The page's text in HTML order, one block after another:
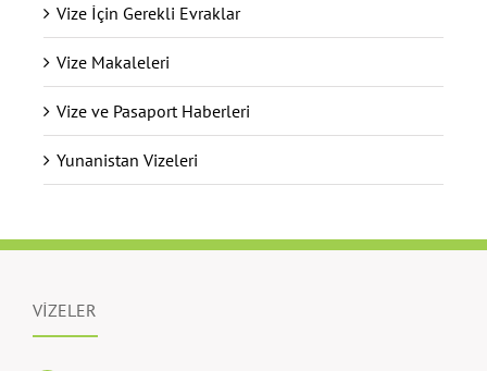
Vize İçin Gerekli Evraklar
Vize Makaleleri
Vize ve Pasaport Haberleri
Yunanistan Vizeleri
VİZELER